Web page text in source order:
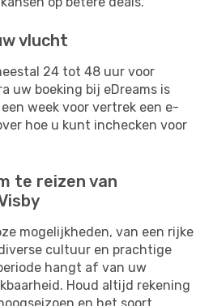
vlucht
24 tot 48 uur voor
uw boeking bij eDreams is
week voor vertrek een e-
hoe u kunt inchecken voor
te reizen van
mogelijkheden, van een rijke
cultuur en prachtige
hangt af van uw
Houd altijd rekening